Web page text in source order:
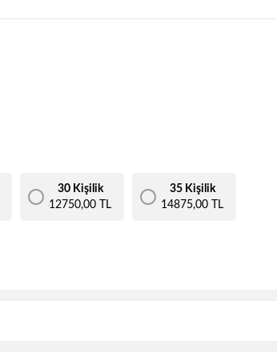
30 Kişilik
12750,00 TL
35 Kişilik
14875,00 TL